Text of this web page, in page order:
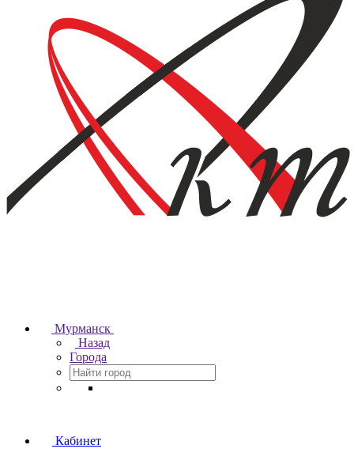
Мурманск
Назад
Города
Кабинет